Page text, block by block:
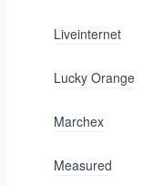
Liveinternet
Lucky Orange
Marchex
Measured